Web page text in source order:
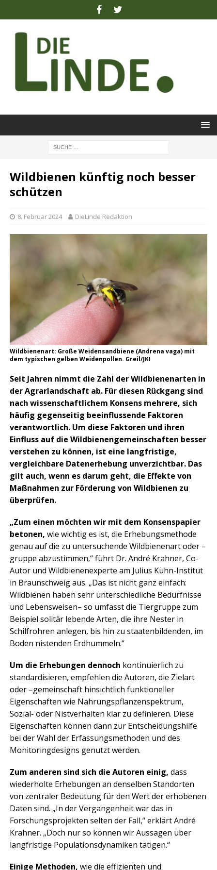
Wildbienen künftig noch besser
schützen
8. Februar 2024 DieLinde Redaktion
Wildbienenart: Große Weidensandbiene (Andrena vaga) mit
dem typischen gelben Weidenpollen. Greil/JKI
Seit Jahren nimmt die Zahl der Wildbienenarten in
der Agrarlandschaft ab. Für diesen Rückgang sind
nach wissenschaftlichem Konsens mehrere, sich
häufig gegenseitig beeinflussende Faktoren
verantwortlich. Um diese Faktoren und ihren
Einfluss auf die Wildbienengemeinschaften besser
verstehen zu können, ist eine langfristige,
vergleichbare Datenerhebung unverzichtbar. Das
gilt auch, wenn es darum geht, die Effekte von
Maßnahmen zur Förderung von Wildbienen zu
überprüfen.
„Zum einen möchten wir mit dem Konsenspapier
betonen, wie wichtig es ist, die Erhebungsmethode
genau auf die zu untersuchende Wildbienenart oder –
gruppe abzustimmen,“ führt Dr. André Krahner, Co-
Autor und Wildbienenexperte am Julius Kühn-Institut
in Braunschweig aus. „Das ist nicht ganz einfach:
Wildbienen haben sehr unterschiedliche Bedürfnisse
und Lebensweisen– so umfasst die Tiergruppe zum
Beispiel solitär lebende Arten, die ihre Nester in
Schilfrohren anlegen, bis hin zu staatenbildenden, im
Boden nistenden Erdhummeln.“
Um die Erhebungen dennoch kontinuierlich zu
standardisieren, empfehlen die Autoren, die Zielart
oder –gemeinschaft hinsichtlich funktioneller
Eigenschaften wie Nahrungspflanzenspektrum,
Sozial- oder Nistverhalten klar zu definieren. Diese
Eigenschaften können dann zur Entscheidungshilfe
bei der Wahl der Erfassungsmethoden und des
Monitoringdesigns genutzt werden.
Zum anderen sind sich die Autoren einig, dass
wiederholte Erhebungen an denselben Standorten
von zentraler Bedeutung für den Wert der erhobenen
Daten sind. „In der Vergangenheit war das in
Forschungsprojekten selten der Fall,“ erklärt André
Krahner. „Doch nur so können wir Aussagen über
langfristige Populationsdynamiken tätigen.“
Einige Methoden, wie die effizienten und